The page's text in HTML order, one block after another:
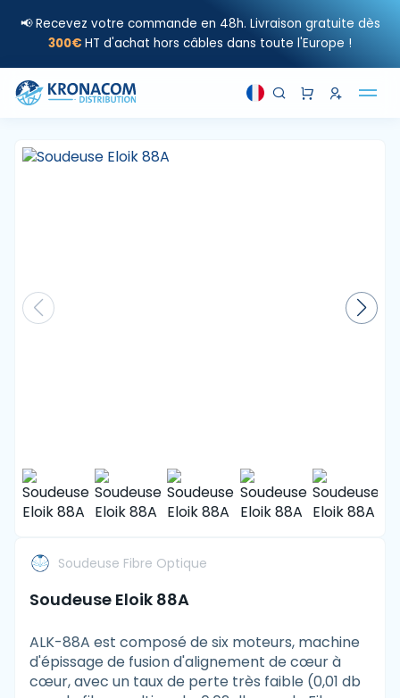
📢 Recevez votre commande en 48h. Livraison gratuite dès
300€ HT d'achat hors câbles dans toute l'Europe !
Soudeuse Fibre Optique
Soudeuse Eloik 88A
ALK-88A est composé de six moteurs, machine
d'épissage de fusion d'alignement de cœur à
cœur, avec un taux de perte très faible (0,01 db